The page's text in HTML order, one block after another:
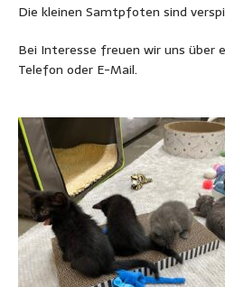
Die kleinen Samtpfoten sind
Bei Interesse freuen wir uns über
Telefon oder E-Mail.